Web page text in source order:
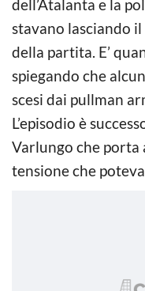
dell’Atalanta e la
stavano lasciando
della partita. E’
spiegando che
scesi dai pullman
L’episodio è
Varlungo che porta
tensione che